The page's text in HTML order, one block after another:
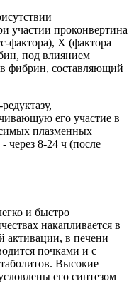
участии проконвертина
фактора), X (фактора
под влиянием
фибрин, составляющий
его участие в
плазменных
через 8-24 ч (после
и быстро
накапливается в
активации, в печени
почками и с
Высокие
его синтезом